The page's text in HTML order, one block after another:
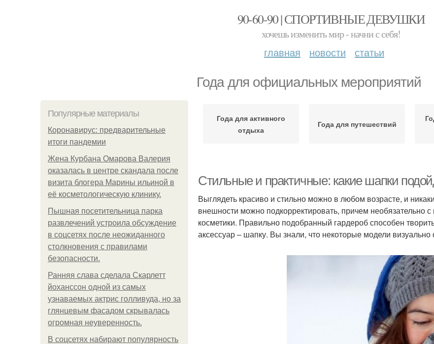
90-60-90 | СПОРТИВНЫЕ ДЕВУШКИ
хочешь изменить мир - начни с себя!
главная новости статьи
Года для официальных мероприятий
Популярные материалы
Коронавирус: предварительные
итоги пандемии
Жена Курбана Омарова Валерия
оказалась в центре скандала после
визита блогера Марины ильиной в
её косметологическую клинику.
Пышная посетительница парка
развлечений устроила обсуждение
в соцсетях после неожиданного
столкновения с правилами
безопасности.
Ранняя слава сделала Скарлетт
йоханссон одной из самых
узнаваемых актрис голливуда, но за
глянцевым фасадом скрывалась
огромная неуверенность.
В соцсетях набирают популярность
Года для активного
отдыха
Года для путешествий
Стильные и практичные: какие шапки
Выглядеть красиво и стильно можно в любом возрасте, и
внешности можно подкорректировать, причем необязательно
косметики. Правильно подобранный гардероб способен
аксессуар – шапку. Вы знали, что некоторые модели